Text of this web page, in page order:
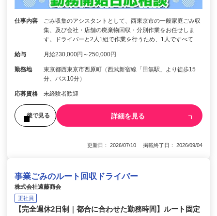
仕事内容
ごみ収集のアシスタントとして、西東京市の一般家庭ごみ収
集、及び会社・店舗の廃棄物回収・分別作業をお任せしま
す。ドライバーと2人1組で作業を行うため、1人ですべて…
給与 月給230,000円～250,000円
勤務地
東京都西東京市西原町（西武新宿線「田無駅」より徒歩15
分、バス10分）
応募資格 未経験者歓迎
後で見る 詳細を見る
更新日： 2026/07/10 掲載終了日： 2026/09/04
事業ごみのルート回収ドライバー
株式会社遠藤商会
正社員
【完全週休2日制｜都合に合わせた勤務時間】ルート固定